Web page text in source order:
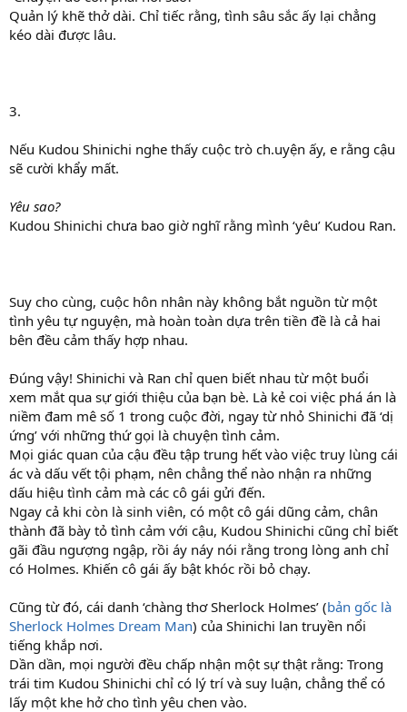
Quản lý khẽ thở dài. Chỉ tiếc rằng, tình sâu sắc ấy lại chẳng
kéo dài được lâu.
3.
Nếu Kudou Shinichi nghe thấy cuộc trò ch.uyện ấy, e rằng cậu
sẽ cười khẩy mất.
Yêu sao?
Kudou Shinichi chưa bao giờ nghĩ rằng mình ‘yêu’ Kudou Ran.
Suy cho cùng, cuộc hôn nhân này không bắt nguồn từ một
tình yêu tự nguyện, mà hoàn toàn dựa trên tiền đề là cả hai
bên đều cảm thấy hợp nhau.
Đúng vậy! Shinichi và Ran chỉ quen biết nhau từ một buổi
xem mắt qua sự giới thiệu của bạn bè. Là kẻ coi việc phá án là
niềm đam mê số 1 trong cuộc đời, ngay từ nhỏ Shinichi đã ‘dị
ứng’ với những thứ gọi là chuyện tình cảm.
Mọi giác quan của cậu đều tập trung hết vào việc truy lùng cái
ác và dấu vết tội phạm, nên chẳng thể nào nhận ra những
dấu hiệu tình cảm mà các cô gái gửi đến.
Ngay cả khi còn là sinh viên, có một cô gái dũng cảm, chân
thành đã bày tỏ tình cảm với cậu, Kudou Shinichi cũng chỉ biết
gãi đầu ngượng ngập, rồi áy náy nói rằng trong lòng anh chỉ
có Holmes. Khiến cô gái ấy bật khóc rồi bỏ chạy.
Cũng từ đó, cái danh ‘chàng thơ Sherlock Holmes’ (bản gốc là
Sherlock Holmes Dream Man) của Shinichi lan truyền nổi
tiếng khắp nơi.
Dần dần, mọi người đều chấp nhận một sự thật rằng: Trong
trái tim Kudou Shinichi chỉ có lý trí và suy luận, chẳng thể có
lấy một khe hở cho tình yêu chen vào.